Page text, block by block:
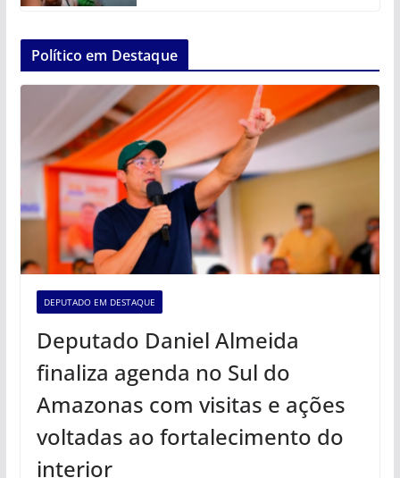
Político em Destaque
DEPUTADO EM DESTAQUE
Deputado Daniel Almeida
finaliza agenda no Sul do
Amazonas com visitas e ações
voltadas ao fortalecimento do
interior